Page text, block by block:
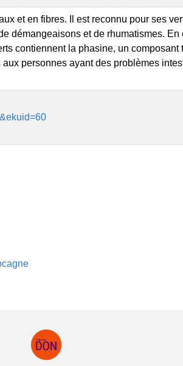
et en fibres. Il est reconnu pour ses
démangeaisons et de rhumatismes.
contiennent la phasine, un
personnes ayant des problèmes